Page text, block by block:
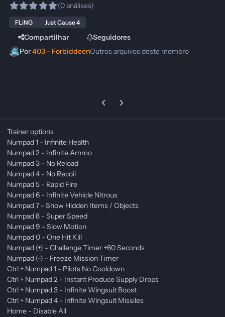
(0 análises)
FLiNG Just Cause 4
Compartilhar
Seguidores
Por403 - ForbiddeenOutros arquivos deste membro
Previous carousel slide
Next carousel slide
Trainer options
Numpad 1 - Infinite Health
Numpad 2 - Infinite Ammo
Numpad 3 - No Reload
Numpad 4 - No Recoil
Numpad 5 - Rapid Fire
Numpad 6 - Infinite Vehicle Nitrous
Numpad 7 - Show Hidden Items / Objects
Numpad 8 - Super Speed
Numpad 9 - Slow Motion
Numpad 0 - One Hit Kill
Numpad (+) - Challenge Timer +60 Seconds
Numpad (-) - Freeze Mission Timer
Ctrl + Numpad 1 - Pilots No Cooldown
Ctrl + Numpad 2 - Instant Produce Supply Drops
Ctrl + Numpad 3 - Infinite Wingsuit Boost
Ctrl + Numpad 4 - Infinite Wingsuit Missiles
Home - Disable All